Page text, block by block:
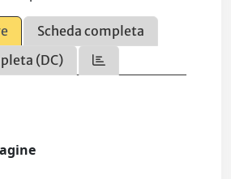
Scheda completa
(DC)